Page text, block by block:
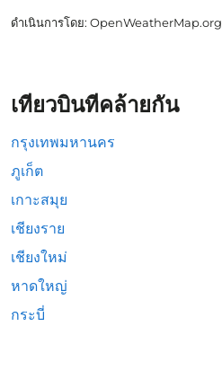
ดำเนินการโดย: OpenWeatherMap.org
เที่ยวบินที่คล้ายกัน
กรุงเทพมหานคร
ภูเก็ต
เกาะสมุย
เชียงราย
เชียงใหม่
หาดใหญ่
กระบี่